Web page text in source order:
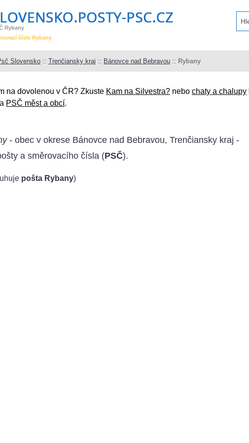
Rybany
číslo Rybany
Slovensko ::Trenčiansky kraj :: Bánovce nad Bebravou :: Rybany
na dovolenou v ČR? Zkuste Kam na Silvestra? nebochaty a chalupy
PSČ měst a obcí.
- obec v okrese Bánovce nad Bebravou, Trenčiansky kraj -
a směrovacího čísla (PSČ).
pošta Rybany)